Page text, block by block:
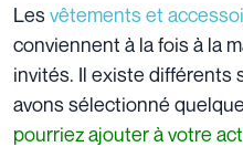
Lesvêtements et
conviennent à la fois à la
invités. Il existe différents
avons sélectionné
pourriez ajouter à votre